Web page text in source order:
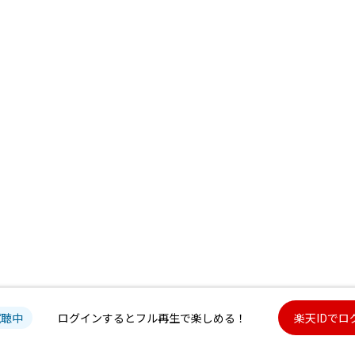
中 ログインするとフル再生で楽しめる！ 楽天IDでロ